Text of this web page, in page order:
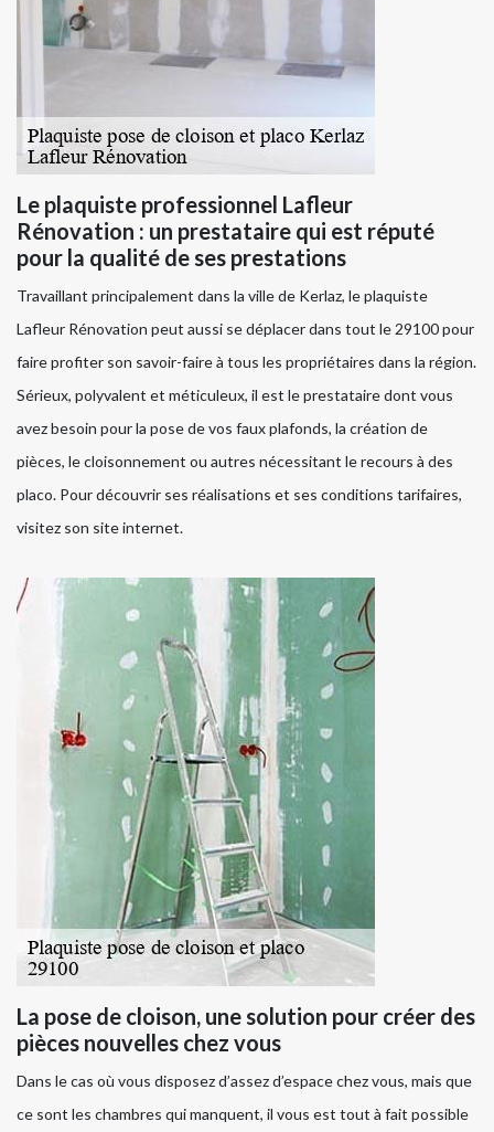
Le plaquiste professionnel Lafleur
Rénovation : un prestataire qui est réputé
pour la qualité de ses prestations
Travaillant principalement dans la ville de Kerlaz, le plaquiste
Lafleur Rénovation peut aussi se déplacer dans tout le 29100 pour
faire profiter son savoir-faire à tous les propriétaires dans la région.
Sérieux, polyvalent et méticuleux, il est le prestataire dont vous
avez besoin pour la pose de vos faux plafonds, la création de
pièces, le cloisonnement ou autres nécessitant le recours à des
placo. Pour découvrir ses réalisations et ses conditions tarifaires,
visitez son site internet.
La pose de cloison, une solution pour créer des
pièces nouvelles chez vous
Dans le cas où vous disposez d’assez d’espace chez vous, mais que
ce sont les chambres qui manquent, il vous est tout à fait possible